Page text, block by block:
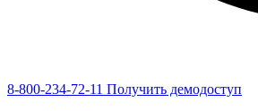
8-800-234-72-11 Получить демодоступ